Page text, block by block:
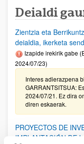
Deialdi
Zientzia eta
deialdia, ikerketa
Izapide irekirik gabe
2024/07/23)
Interes adierazpena
GARRANTSITSUA:
2024/07/21. Ez dira
diren eskaerak.
PROYECTOS DE
IMPLANTACIÓN DE